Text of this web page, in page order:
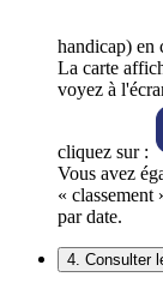
handicap) en
La carte
voyez à
cliquez sur :
Vous avez
« classement
par date.
4. Consulter